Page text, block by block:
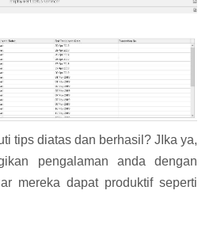
tips diatas dan berhasil? JIka ya,
pengalaman anda dengan
mereka dapat produktif seperti